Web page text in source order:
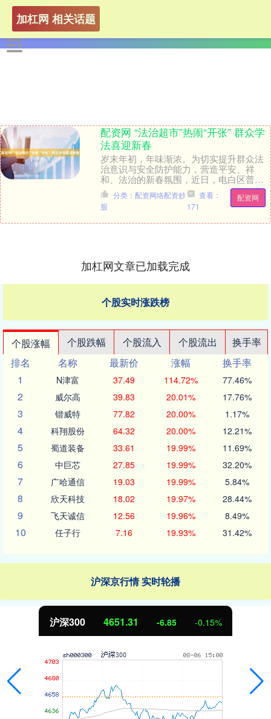
加杠网 相关话题
配资网 “法治超市”热闹“开张” 群众学
法喜迎新春
岁末年初，年味渐浓。为切实提升群众法
治意识与安全防护能力，营造平安、祥
和、法治的新春氛围，近日，电白区普法
办、区司法局、沙院镇人民政府联合区公
安分局、区税务局、....
配资网
分类：配资网络配资炒
股
查看：
171
加杠网文章已加载完成
个股实时涨跌榜
个股涨幅 个股跌幅 个股流入 个股流出
换手率
排名
名称 最新价 涨幅
换手率
1
N津富 37.49 114.72% 77.46%
2 威尔高 39.83 20.01% 17.76%
3 锴威特 77.82 20.00% 1.17%
4 科翔股份 64.32 20.00% 12.21%
5 蜀道装备 33.61 19.99% 11.69%
6 中巨芯 27.85 19.99% 32.20%
7 广哈通信 19.03 19.99% 5.84%
8 欣天科技 18.02 19.97% 28.44%
9 飞天诚信 12.56 19.96% 8.49%
10 任子行 7.16 19.93% 31.42%
沪深京行情 实时轮播
沪深300 4651.31 -6.85 -0.15%